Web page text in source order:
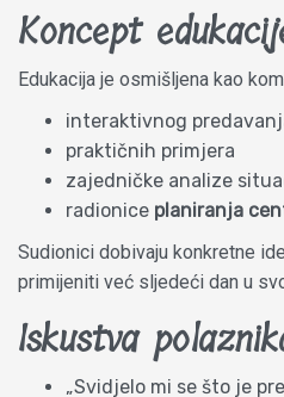
Koncept
Edukacija je osmišljena kao
interaktivnog
praktičnih primjera
zajedničke analize
radionice planiranja
Sudionici dobivaju konkretne
primijeniti već sljedeći dan u
Iskustva
„Svidjelo mi se što je